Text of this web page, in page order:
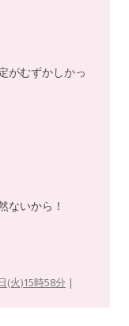
がむずかしかっ
ないから！
(火)15時58分 |